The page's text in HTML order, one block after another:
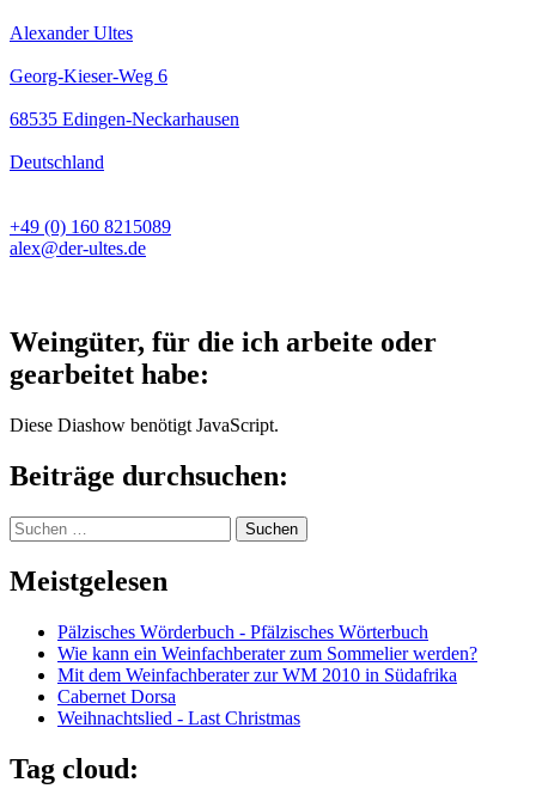
Alexander Ultes
Georg-Kieser-Weg 6
68535 Edingen-Neckarhausen
Deutschland
+49 (0) 160 8215089
alex@der-ultes.de
Weingüter, für die ich arbeite oder
gearbeitet habe:
Diese Diashow benötigt JavaScript.
Beiträge durchsuchen:
Suchen
nach:
Meistgelesen
Pälzisches Wörderbuch - Pfälzisches Wörterbuch
Wie kann ein Weinfachberater zum Sommelier werden?
Mit dem Weinfachberater zur WM 2010 in Südafrika
Cabernet Dorsa
Weihnachtslied - Last Christmas
Tag cloud: